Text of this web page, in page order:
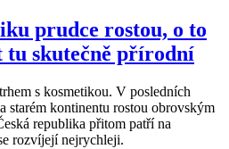
prudce rostou, o to
tu skutečně přírodní
s kosmetikou. V posledních
starém kontinentu rostou obrovským
republika přitom patří na
rozvíjejí nejrychleji.